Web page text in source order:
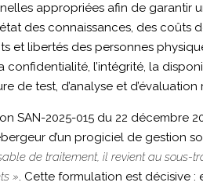
appropriées afin de garantir
des connaissances, des
et libertés des personnes
confidentialité, l’intégrité, la
de test, d’analyse et d’évaluation
SAN-2025-015 du 22 décembre
d’un progiciel de gestion
de traitement, il revient au
». Cette formulation est décisive